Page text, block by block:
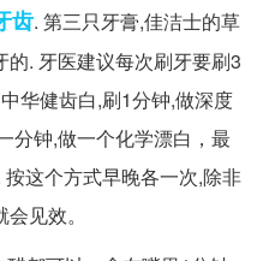
齿. 第三只牙膏,佳洁士的草
. 牙医建议每次刷牙要刷3
华健齿白,刷1分钟,做深度
分钟,做一个化学漂白，最
这个方式早晚各一次,除非
见效。